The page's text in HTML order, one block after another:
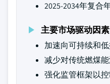
2025-2034年复合
主要市场驱动因素
加速向可持续和低
减少对传统燃煤能
强化监管框架以控